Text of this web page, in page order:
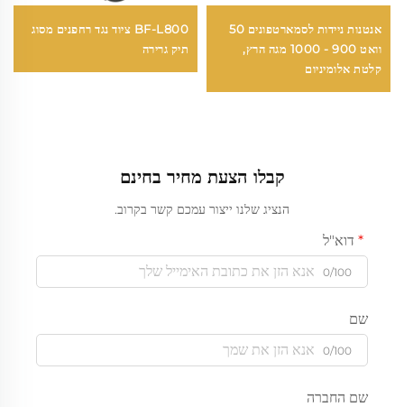
אנטנות ניידות לסמארטפונים 50
וואט 900 - 1000 מגה הרץ,
קלטת אלומיניום
BF-L800 ציוד נגד רחפנים מסוג
תיק גרירה
קבלו הצעת מחיר בחינם
הנציג שלנו ייצור עמכם קשר בקרוב.
דוא"ל
0/100
שם
0/100
שם החברה